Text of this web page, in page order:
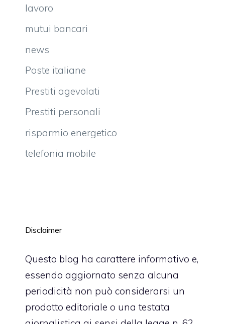
lavoro
mutui bancari
news
Poste italiane
Prestiti agevolati
Prestiti personali
risparmio energetico
telefonia mobile
Disclaimer
Questo blog ha carattere informativo e,
essendo aggiornato senza alcuna
periodicità non può considerarsi un
prodotto editoriale o una testata